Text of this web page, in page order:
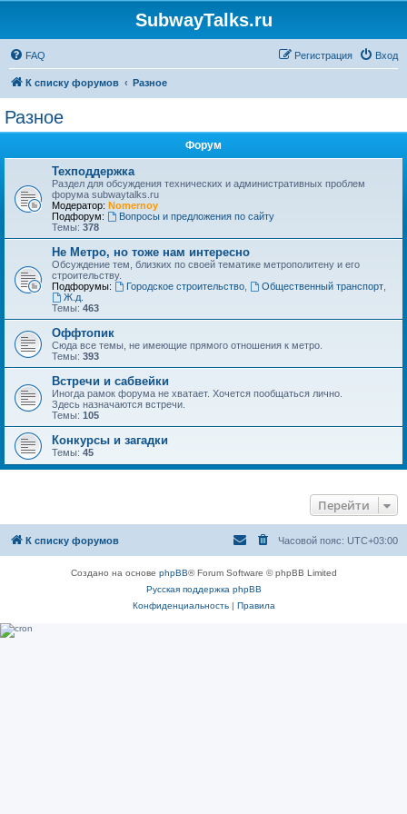
SubwayTalks.ru
FAQ Вход
Регистрация
К списку форумов Разное
Разное
Форум
Техподдержка
Раздел для обсуждения технических и административных проблем
форума subwaytalks.ru
Модератор: Nomernoy
Подфорум:
Вопросы и предложения по сайту
Темы: 378
Не Метро, но тоже нам интересно
Обсуждение тем, близких по своей тематике метрополитену и его
строительству.
Подфорумы:
Городское строительство, Общественный транспорт,
Ж.д.
Темы: 463
Оффтопик
Сюда все темы, не имеющие прямого отношения к метро.
Темы: 393
Встречи и сабвейки
Иногда рамок форума не хватает. Хочется пообщаться лично.
Здесь назначаются встречи.
Темы: 105
Конкурсы и загадки
Темы: 45
Перейти
К списку форумов Часовой пояс: UTC+03:00
Создано на основе phpBB® Forum Software © phpBB Limited
Русская поддержка phpBB
Конфиденциальность| Правила